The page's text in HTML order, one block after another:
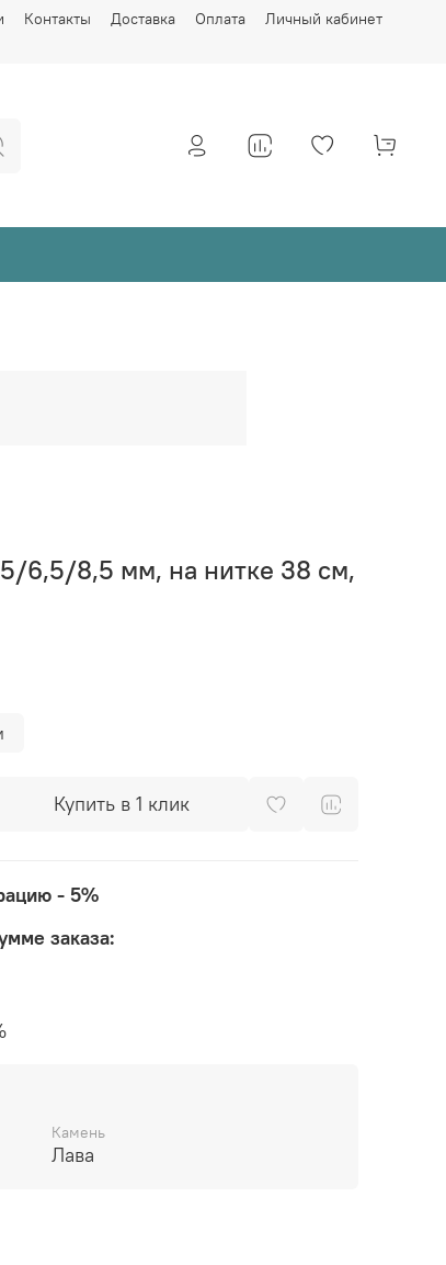
Контакты Доставка Оплата Личный кабинет
6,5/8,5 мм, на нитке 38 см,
Купить в 1 клик
- 5%
заказа:
Камень
Лава